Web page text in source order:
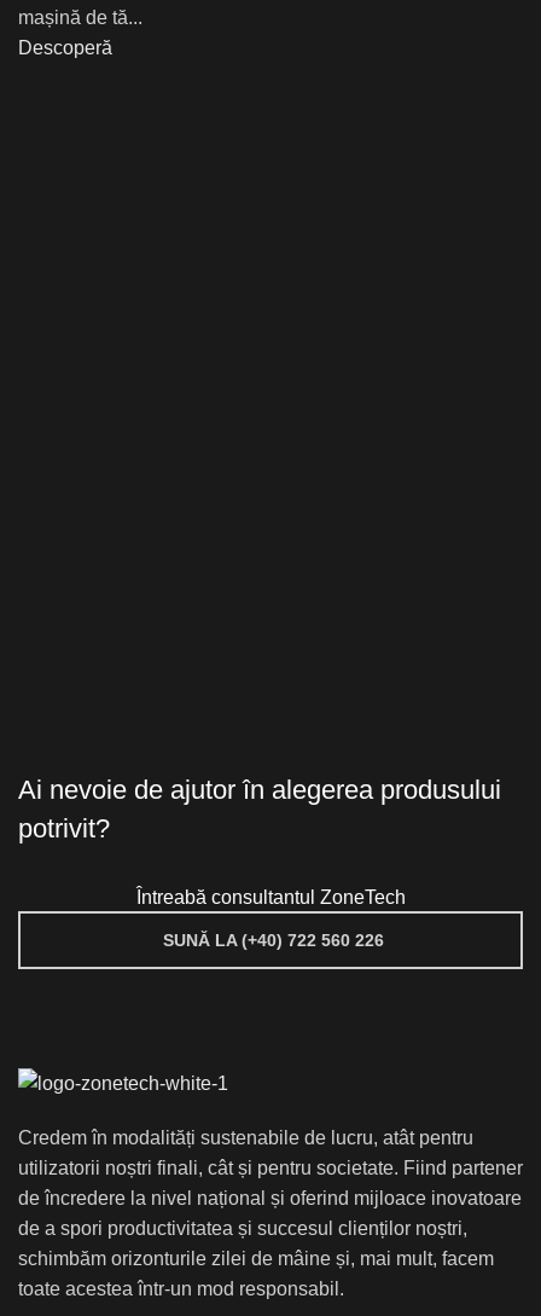
mașină de tă...
Descoperă
Ai nevoie de ajutor în alegerea produsului
potrivit?
Întreabă consultantul ZoneTech
SUNĂ LA (+40) 722 560 226
Credem în modalități sustenabile de lucru, atât pentru
utilizatorii noștri finali, cât și pentru societate. Fiind partener
de încredere la nivel național și oferind mijloace inovatoare
de a spori productivitatea și succesul clienților noștri,
schimbăm orizonturile zilei de mâine și, mai mult, facem
toate acestea într-un mod responsabil.